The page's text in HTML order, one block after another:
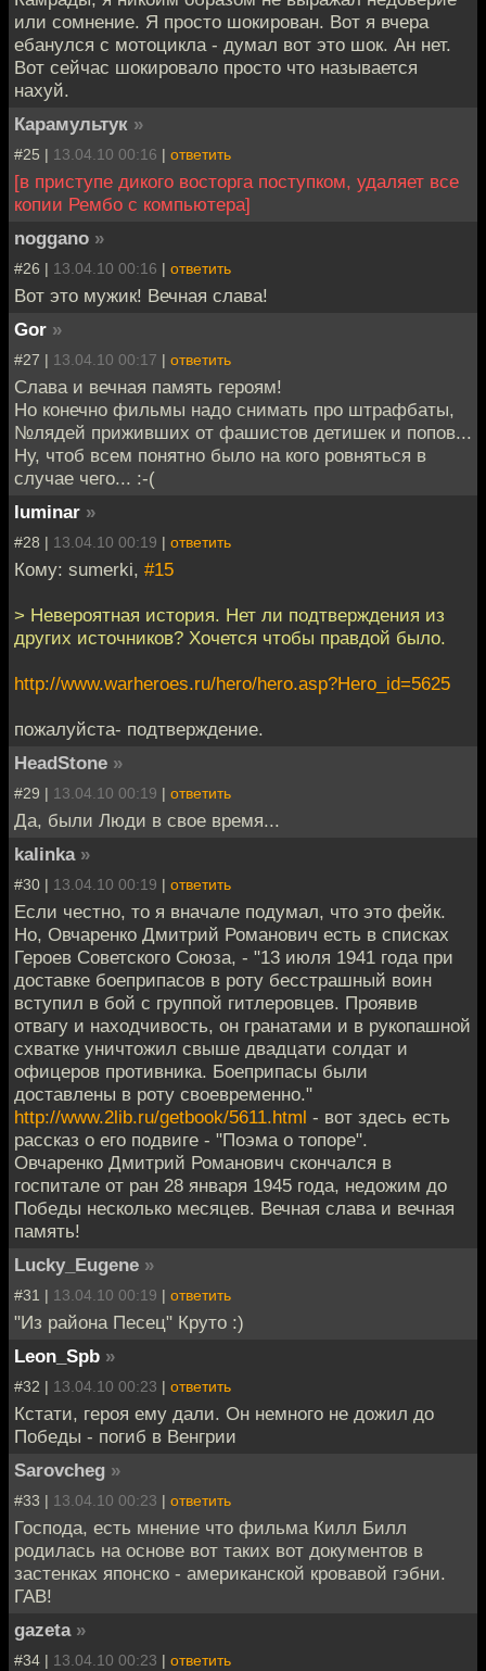
или сомнение. Я просто шокирован. Вот я вчера
ебанулся с мотоцикла - думал вот это шок. Ан нет.
Вот сейчас шокировало просто что называется
нахуй.
Карамультук »
#25 | 13.04.10 00:16 | ответить
[в приступе дикого восторга поступком, удаляет все
копии Рембо с компьютера]
noggano »
#26 | 13.04.10 00:16 | ответить
Вот это мужик! Вечная слава!
Gor »
#27 | 13.04.10 00:17 | ответить
Слава и вечная память героям!
Но конечно фильмы надо снимать про штрафбаты,
№лядей приживших от фашистов детишек и попов...
Ну, чтоб всем понятно было на кого ровняться в
случае чего... :-(
luminar »
#28 | 13.04.10 00:19 | ответить
Кому: sumerki, #15
> Невероятная история. Нет ли подтверждения из
других источников? Хочется чтобы правдой было.
http://www.warheroes.ru/hero/hero.asp?Hero_id=5625
пожалуйста- подтверждение.
HeadStone »
#29 | 13.04.10 00:19 | ответить
Да, были Люди в свое время...
kalinka »
#30 | 13.04.10 00:19 | ответить
Если честно, то я вначале подумал, что это фейк.
Но, Овчаренко Дмитрий Романович есть в списках
Героев Советского Союза, - "13 июля 1941 года при
доставке боеприпасов в роту бесстрашный воин
вступил в бой с группой гитлеровцев. Проявив
отвагу и находчивость, он гранатами и в рукопашной
схватке уничтожил свыше двадцати солдат и
офицеров противника. Боеприпасы были
доставлены в роту своевременно."
http://www.2lib.ru/getbook/5611.html - вот здесь есть
рассказ о его подвиге - "Поэма о топоре".
Овчаренко Дмитрий Романович скончался в
госпитале от ран 28 января 1945 года, недожим до
Победы несколько месяцев. Вечная слава и вечная
память!
Lucky_Eugene »
#31 | 13.04.10 00:19 | ответить
"Из района Песец" Круто :)
Leon_Spb »
#32 | 13.04.10 00:23 | ответить
Кстати, героя ему дали. Он немного не дожил до
Победы - погиб в Венгрии
Sarovcheg »
#33 | 13.04.10 00:23 | ответить
Господа, есть мнение что фильма Килл Билл
родилась на основе вот таких вот документов в
застенках японско - американской кровавой гэбни.
ГАВ!
gazeta »
#34 | 13.04.10 00:23 | ответить